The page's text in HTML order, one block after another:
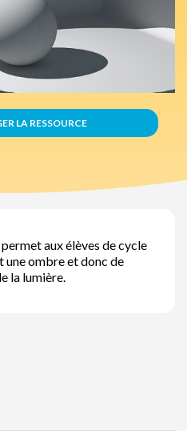
LA RESSOURCE
aux élèves de cycle
une ombre et donc de
la lumière.